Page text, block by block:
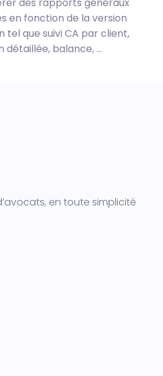
des rapports généraux
en fonction de la version
tel que suivi CA par client,
détaillée, balance, …
en toute simplicité